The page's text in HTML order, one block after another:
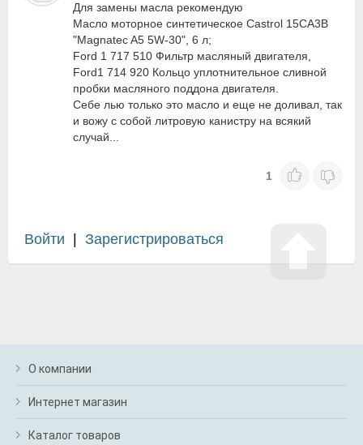
Для замены масла рекомендую
Масло моторное синтетическое Castrol 15CA3B
"Magnatec A5 5W-30", 6 л;
Ford 1 717 510 Фильтр масляный двигателя,
Ford1 714 920 Кольцо уплотнительное сливной
пробки масляного поддона двигателя.
Себе лью только это масло и еще не доливал, так
и вожу с собой литровую канистру на всякий
случай...
1
Войти Зарегистрироваться
О компании
Интернет магазин
Каталог товаров